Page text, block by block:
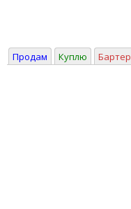
Продам Куплю Бартер